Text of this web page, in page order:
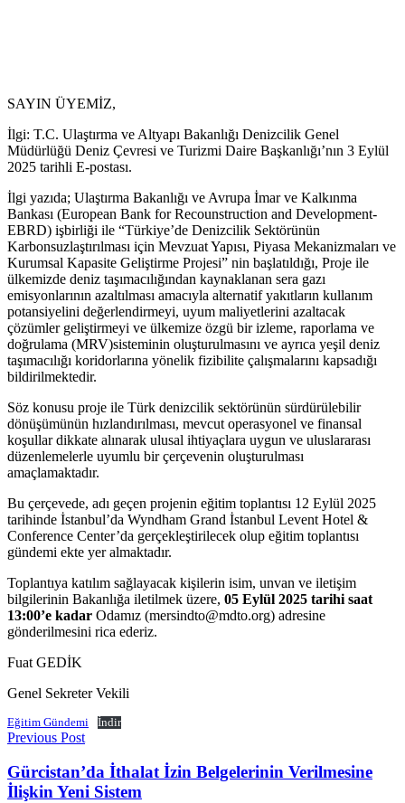
SAYIN ÜYEMİZ,
İlgi: T.C. Ulaştırma ve Altyapı Bakanlığı Denizcilik Genel
Müdürlüğü Deniz Çevresi ve Turizmi Daire Başkanlığı’nın 3 Eylül
2025 tarihli E-postası.
İlgi yazıda; Ulaştırma Bakanlığı ve Avrupa İmar ve Kalkınma
Bankası (European Bank for Recounstruction and Development-
EBRD) işbirliği ile “Türkiye’de Denizcilik Sektörünün
Karbonsuzlaştırılması için Mevzuat Yapısı, Piyasa Mekanizmaları ve
Kurumsal Kapasite Geliştirme Projesi” nin başlatıldığı, Proje ile
ülkemizde deniz taşımacılığından kaynaklanan sera gazı
emisyonlarının azaltılması amacıyla alternatif yakıtların kullanım
potansiyelini değerlendirmeyi, uyum maliyetlerini azaltacak
çözümler geliştirmeyi ve ülkemize özgü bir izleme, raporlama ve
doğrulama (MRV)sisteminin oluşturulmasını ve ayrıca yeşil deniz
taşımacılığı koridorlarına yönelik fizibilite çalışmalarını kapsadığı
bildirilmektedir.
Söz konusu proje ile Türk denizcilik sektörünün sürdürülebilir
dönüşümünün hızlandırılması, mevcut operasyonel ve finansal
koşullar dikkate alınarak ulusal ihtiyaçlara uygun ve uluslararası
düzenlemelerle uyumlu bir çerçevenin oluşturulması
amaçlamaktadır.
Bu çerçevede, adı geçen projenin eğitim toplantısı 12 Eylül 2025
tarihinde İstanbul’da Wyndham Grand İstanbul Levent Hotel &
Conference Center’da gerçekleştirilecek olup eğitim toplantısı
gündemi ekte yer almaktadır.
Toplantıya katılım sağlayacak kişilerin isim, unvan ve iletişim
bilgilerinin Bakanlığa iletilmek üzere, 05 Eylül 2025 tarihi saat
13:00’e kadar Odamız (mersindto@mdto.org) adresine
gönderilmesini rica ederiz.
Fuat GEDİK
Genel Sekreter Vekili
Eğitim Gündemi İndir
Previous Post
Gürcistan’da İthalat İzin Belgelerinin Verilmesine
İlişkin Yeni Sistem